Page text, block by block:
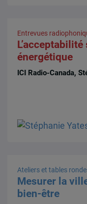
Entrevues
énergétique
ICI Radio-Canada,
Ateliers et tables
Mesurer la
bien-être